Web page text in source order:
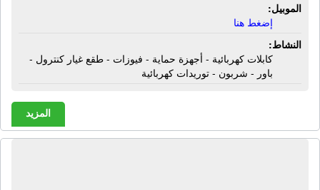
الموبيل:
إضغط هنا
النشاط:
كابلات كهربائية - أجهزة حماية - فيوزات - طقع غيار كنترول -
باور - شربون - توريدات كهربائية
المزيد